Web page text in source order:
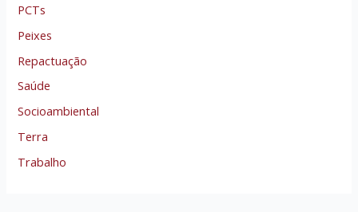
PCTs
Peixes
Repactuação
Saúde
Socioambiental
Terra
Trabalho